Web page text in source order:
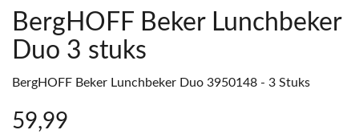
BergHOFF Beker Lunchbeker
Duo 3 stuks
BergHOFF Beker Lunchbeker Duo 3950148 - 3 Stuks
59,99